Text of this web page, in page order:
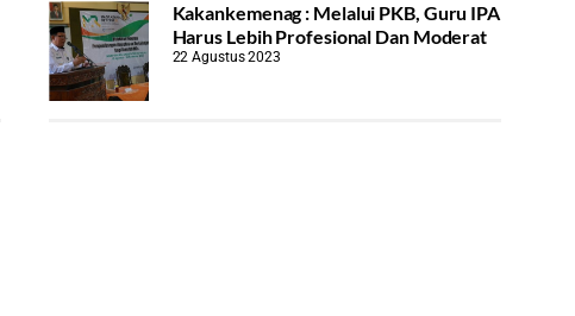
Kakankemenag : Melalui PKB, Guru IPA
Harus Lebih Profesional Dan Moderat
22 Agustus 2023